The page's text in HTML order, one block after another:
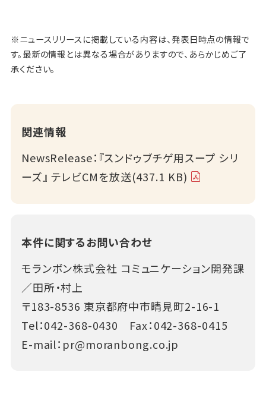
※ニュースリリースに掲載している内容は、発表日時点の情報で
す。最新の情報とは異なる場合がありますので、あらかじめご了
承ください。
関連情報
NewsRelease：『スンドゥブチゲ用スープ シリ
ーズ』 テレビCMを放送(437.1 KB)
本件に関するお問い合わせ
モランボン株式会社 コミュニケーション開発課
／田所・村上
〒183-8536 東京都府中市晴見町2-16-1
Tel：042-368-0430 Fax：042-368-0415
E-mail： pr@moranbong.co.jp